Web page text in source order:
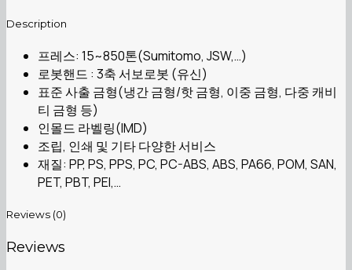
Description
프레스: 15~850톤(Sumitomo, JSW,…)
로봇핸드 : 3축 서보로봇 (유신)
표준 사출 금형(냉간 금형/핫 금형, 이중 금형, 다중 캐비
티 금형 등)
인몰드 라벨링(IMD)
조립, 인쇄 및 기타 다양한 서비스
재질: PP, PS, PPS, PC, PC-ABS, ABS, PA66, POM, SAN,
PET, PBT, PEI,…
Reviews (0)
Reviews